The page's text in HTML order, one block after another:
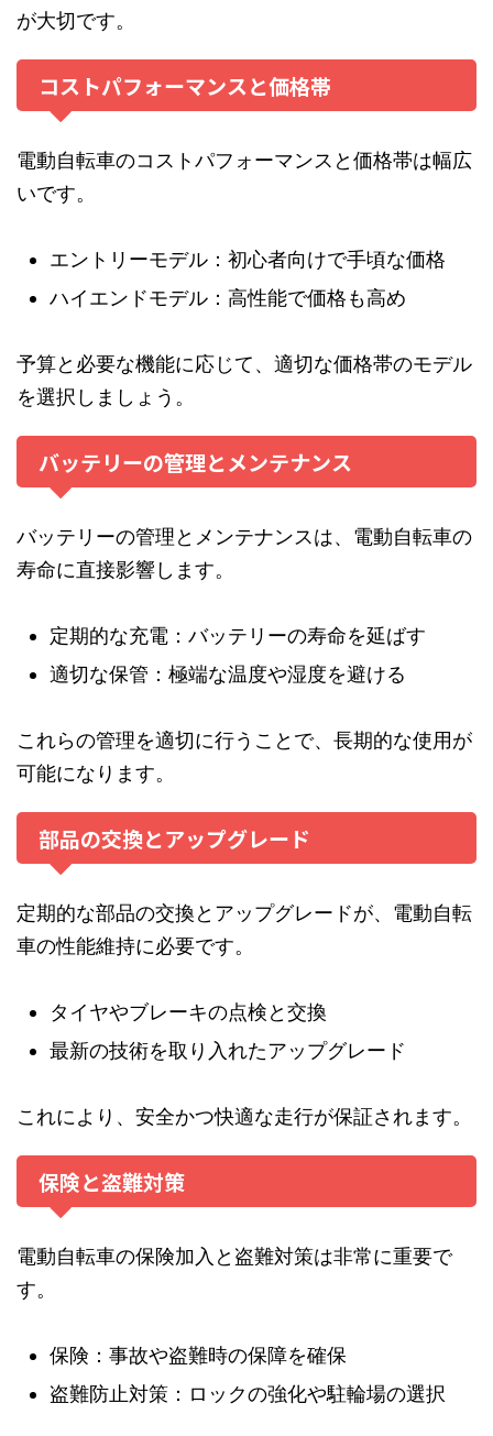
が大切です。
コストパフォーマンスと価格帯
電動自転車のコストパフォーマンスと価格帯は幅広
いです。
エントリーモデル：初心者向けで手頃な価格
ハイエンドモデル：高性能で価格も高め
予算と必要な機能に応じて、適切な価格帯のモデル
を選択しましょう。
バッテリーの管理とメンテナンス
バッテリーの管理とメンテナンスは、電動自転車の
寿命に直接影響します。
定期的な充電：バッテリーの寿命を延ばす
適切な保管：極端な温度や湿度を避ける
これらの管理を適切に行うことで、長期的な使用が
可能になります。
部品の交換とアップグレード
定期的な部品の交換とアップグレードが、電動自転
車の性能維持に必要です。
タイヤやブレーキの点検と交換
最新の技術を取り入れたアップグレード
これにより、安全かつ快適な走行が保証されます。
保険と盗難対策
電動自転車の保険加入と盗難対策は非常に重要で
す。
保険：事故や盗難時の保障を確保
盗難防止対策：ロックの強化や駐輪場の選択